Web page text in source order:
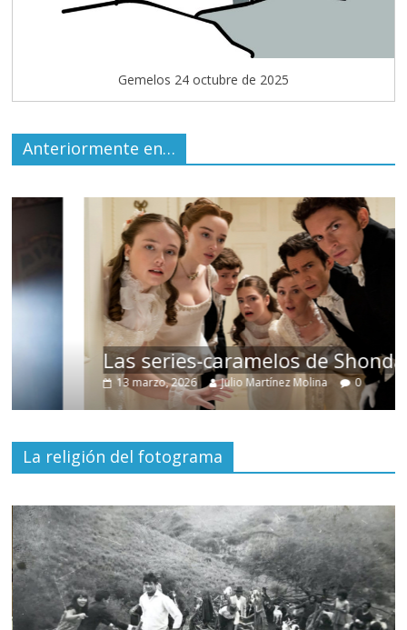
Gemelos 24 octubre de 2025
Anteriormente en…
Las series-caramelos de Shondaland
13 marzo, 2026 Julio Martínez Molina 0
La religión del fotograma